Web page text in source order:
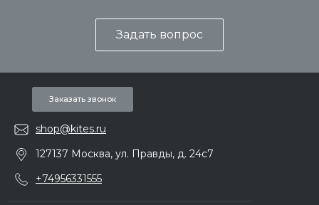
Задать вопрос
Заказать звонок
shop@kites.ru
127137 Москва, ул. Правды, д. 24с7
+74956331555